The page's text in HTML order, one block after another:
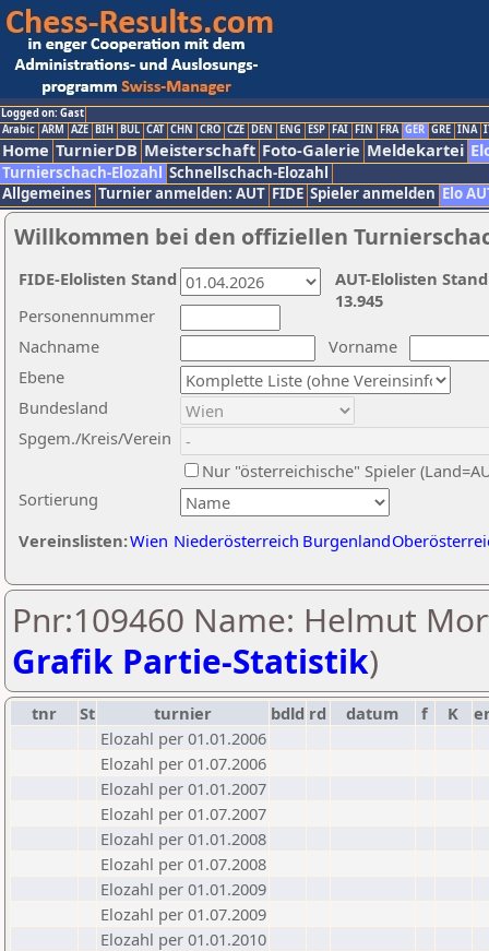
Logged on: Gast
Arabic ARM AZE BIH BUL CAT CHN CRO CZE DEN ENG ESP FAI FIN FRA GER GRE INA
Home TurnierDB Meisterschaft Foto-Galerie Meldekartei
Turnierschach-Elozahl Schnellschach-Elozahl
Allgemeines Turnier anmelden: AUT FIDE Spieler anmelden Elo
Willkommen bei den offiziellen
Nachname
Vorname
Ebene
Sortierung
Personennummer
Bundesland
Spgem./Kreis/Verein
Nur "österreichische" Spieler
Vereinslisten:Wien Niederösterreich Burgenland
AUT-Elolisten
13.945
FIDE-Elolisten Stand
Pnr:109460 Name: Helmut
Grafik Partie-Statistik)
tnr St turnier bdld rd datum f K
Elozahl per 01.01.2006
Elozahl per 01.07.2006
Elozahl per 01.01.2007
Elozahl per 01.07.2007
Elozahl per 01.01.2008
Elozahl per 01.07.2008
Elozahl per 01.01.2009
Elozahl per 01.07.2009
Elozahl per 01.01.2010